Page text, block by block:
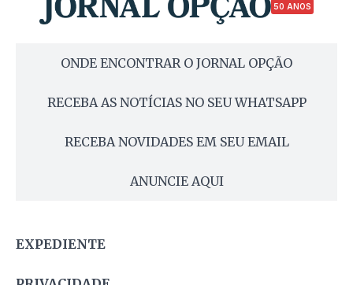
50 ANOS
ONDE ENCONTRAR O JORNAL OPÇÃO
RECEBA AS NOTÍCIAS NO SEU WHATSAPP
RECEBA NOVIDADES EM SEU EMAIL
ANUNCIE AQUI
EXPEDIENTE